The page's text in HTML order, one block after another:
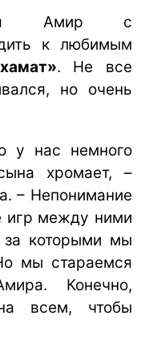
Амир с
к любимым
. Не все
но очень
у нас немного
хромает, –
– Непонимание
игр между ними
за которыми мы
мы стараемся
Конечно,
всем, чтобы